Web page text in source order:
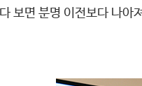
보면 분명 이전보다 나아